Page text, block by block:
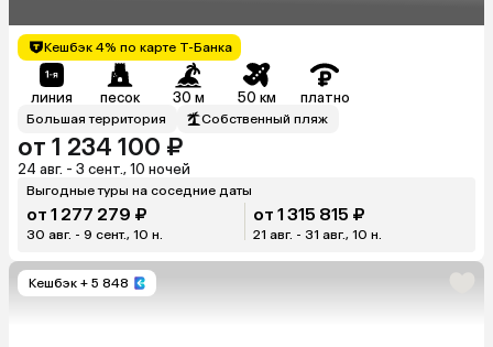
Кешбэк 4% по карте Т-Банка
линия песок 30 м 50 км платно
Большая территория Собственный пляж
от 1 234 100 ₽
24 авг. - 3 сент., 10 ночей
Выгодные туры на соседние даты
от 1 277 279 ₽
30 авг. - 9 сент., 10 н.
от 1 315 815 ₽
21 авг. - 31 авг., 10 н.
Кешбэк + 5 848